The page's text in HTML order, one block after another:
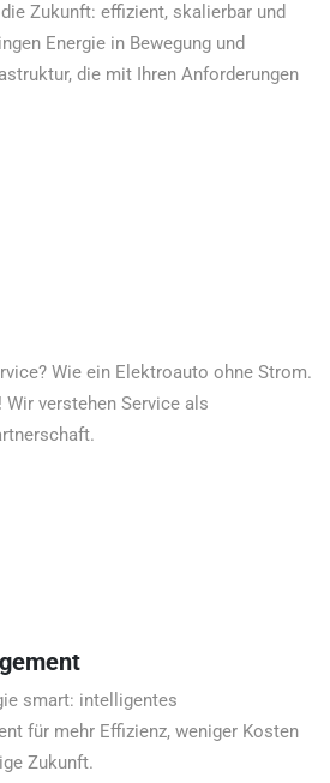
Zukunft: effizient, skalierbar und
Energie in Bewegung und
die mit Ihren Anforderungen
Wie ein Elektroauto ohne Strom.
verstehen Service als
smart: intelligentes
für mehr Effizienz, weniger Kosten
Zukunft.